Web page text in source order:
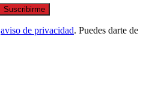
Suscribirme
aviso de privacidad. Puedes darte de